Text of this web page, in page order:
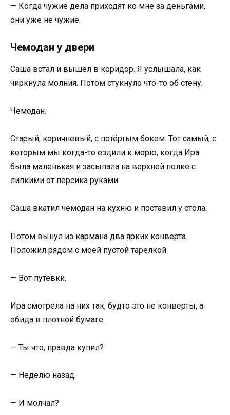
— Когда чужие дела приходят ко мне за деньгами,
они уже не чужие.
Чемодан у двери
Саша встал и вышел в коридор. Я услышала, как
чиркнула молния. Потом стукнуло что-то об стену.
Чемодан.
Старый, коричневый, с потёртым боком. Тот самый, с
которым мы когда-то ездили к морю, когда Ира
была маленькая и засыпала на верхней полке с
липкими от персика руками.
Саша вкатил чемодан на кухню и поставил у стола.
Потом вынул из кармана два ярких конверта.
Положил рядом с моей пустой тарелкой.
— Вот путёвки.
Ира смотрела на них так, будто это не конверты, а
обида в плотной бумаге.
— Ты что, правда купил?
— Неделю назад.
— И молчал?